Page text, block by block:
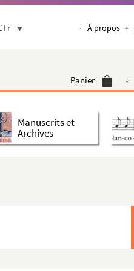
À propos
Panier
Manuscrits et
Archives